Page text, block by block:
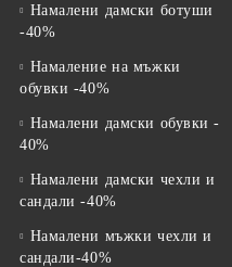
Намалени дамски ботуши
-40%
Намаление на мъжки
обувки -40%
Намалени дамски обувки -
40%
Намалени дамски чехли и
сандали -40%
Намалени мъжки чехли и
сандали-40%